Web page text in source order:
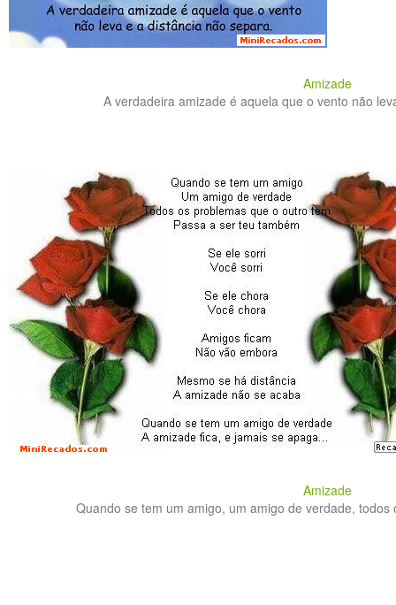
Amizade
A verdadeira amizade é aquela que o vento não
Amizade
Quando se tem um amigo, um amigo de verdade,